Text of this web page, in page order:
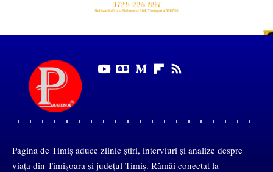
Pagina de Timiș aduce zilnic știri, interviuri și analize despre
viața din Timișoara și județul Timiș. Rămâi conectat la